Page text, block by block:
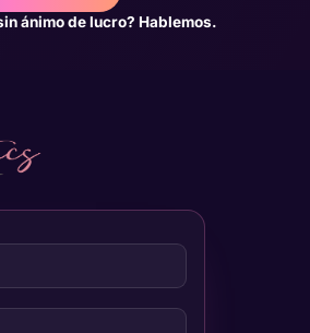
ánimo de lucro? Hablemos.